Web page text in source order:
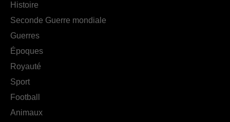
Histoire
Seconde Guerre mondiale
Guerres
Époques
Royauté
Sport
Football
Animaux